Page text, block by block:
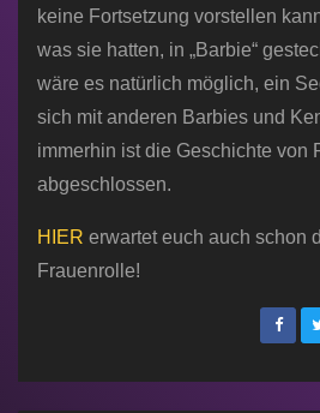
keine Fortsetzung vorstellen
was sie hatten, in „Barbie“
wäre es natürlich möglich, ein
sich mit anderen Barbies und
immerhin ist die Geschichte von
abgeschlossen.
HIER erwartet euch auch schon
Frauenrolle!